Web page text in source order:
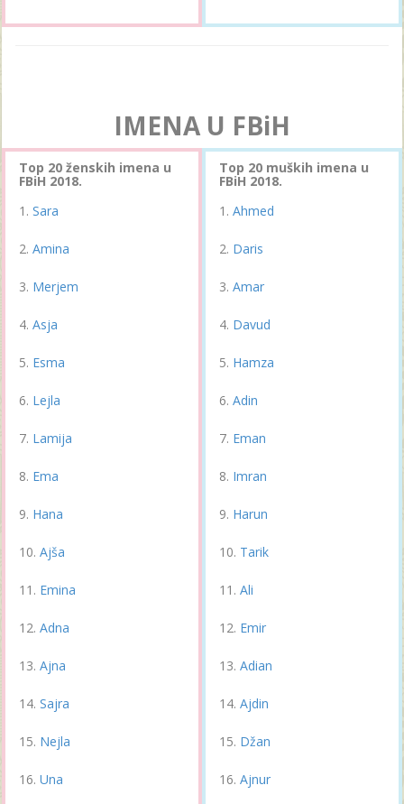
IMENA U FBiH
Top 20 ženskih imena u
FBiH 2018.
Sara
Amina
Merjem
Asja
Esma
Lejla
Lamija
Ema
Hana
Ajša
Emina
Adna
Ajna
Sajra
Nejla
Una
Top 20 muških imena u
FBiH 2018.
Ahmed
Daris
Amar
Davud
Hamza
Adin
Eman
Imran
Harun
Tarik
Ali
Emir
Adian
Ajdin
Džan
Ajnur